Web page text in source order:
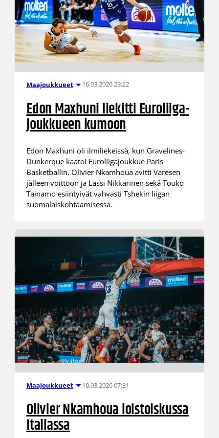
Maajoukkueet 16.03.2026 23:22
Edon Maxhuni liekitti Euroliiga-
joukkueen kumoon
Edon Maxhuni oli ilmiliekeissä, kun Gravelines-
Dunkerque kaatoi Euroliigajoukkue Paris
Basketballin. Olivier Nkamhoua avitti Varesen
jälleen voittoon ja Lassi Nikkarinen sekä Touko
Tainamo esiintyivät vahvasti Tshekin liigan
suomalaiskohtaamisessa.
Maajoukkueet 10.03.2026 07:31
Olivier Nkamhoua loistoiskussa
Italiassa